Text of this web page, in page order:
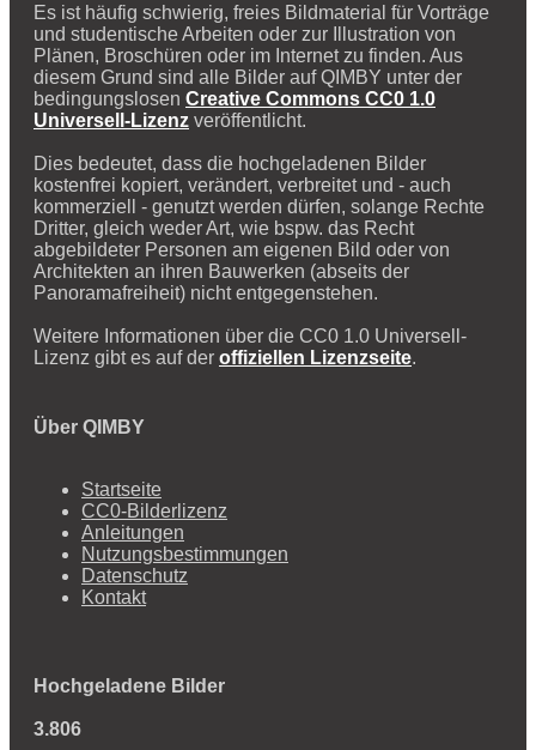
Es ist häufig schwierig, freies Bildmaterial für Vorträge
und studentische Arbeiten oder zur Illustration von
Plänen, Broschüren oder im Internet zu finden. Aus
diesem Grund sind alle Bilder auf QIMBY unter der
bedingungslosen Creative Commons CC0 1.0
Universell-Lizenz veröffentlicht.
Dies bedeutet, dass die hochgeladenen Bilder
kostenfrei kopiert, verändert, verbreitet und - auch
kommerziell - genutzt werden dürfen, solange Rechte
Dritter, gleich weder Art, wie bspw. das Recht
abgebildeter Personen am eigenen Bild oder von
Architekten an ihren Bauwerken (abseits der
Panoramafreiheit) nicht entgegenstehen.
Weitere Informationen über die CC0 1.0 Universell-
Lizenz gibt es auf der offiziellen Lizenzseite.
Über QIMBY
Startseite
CC0-Bilderlizenz
Anleitungen
Nutzungsbestimmungen
Datenschutz
Kontakt
Hochgeladene Bilder
3.806